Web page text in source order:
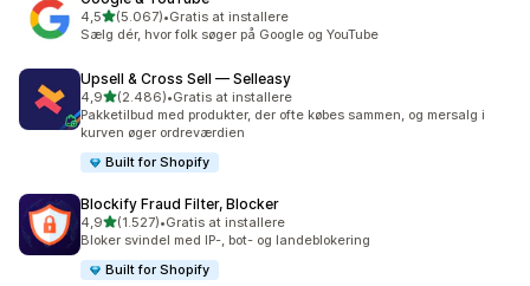
4,5ud af 5 stjerner
(5.067)
5067 anmeldelser i alt
•Gratis at installere
Sælg dér, hvor folk søger på Google og YouTube
Upsell & Cross Sell — Selleasy
4,9ud af 5 stjerner
(2.486)
2486 anmeldelser i alt
•Gratis at installere
Pakketilbud med produkter, der ofte købes sammen, og mersalg i
kurven øger ordreværdien
Built for Shopify
Blockify Fraud Filter, Blocker
4,9ud af 5 stjerner
(1.527)
1527 anmeldelser i alt
•Gratis at installere
Bloker svindel med IP-, bot- og landeblokering
Built for Shopify